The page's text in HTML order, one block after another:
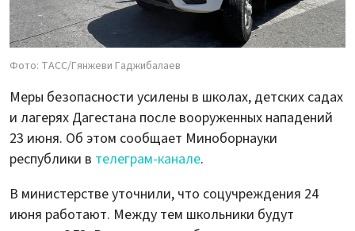
Фото: ТАСС/Гянжеви Гаджибалаев
Меры безопасности усилены в школах, детских садах
и лагерях Дагестана после вооруженных нападений
23 июня. Об этом сообщает Миноборнауки
республики в телеграм-канале.
В министерстве уточнили, что соцучреждения 24
июня работают. Между тем школьники будут